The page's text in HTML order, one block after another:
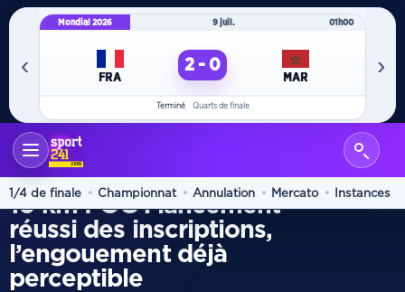
‹
Mondial 2026 9 juil. 01h00
FRA
2 - 0
MAR
Terminé Quarts de finale
›
1/4 de finale Championnat Annulation Mercato Instances
ACCUEIL
COURSE
10 km POG : lancement
réussi des inscriptions,
l’engouement déjà
perceptible